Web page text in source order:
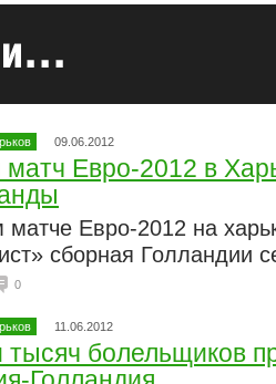
09.06.2012
Евро-2012 в
Евро-2012 на
сборная Голландии
0
11.06.2012
тысяч болельщиков